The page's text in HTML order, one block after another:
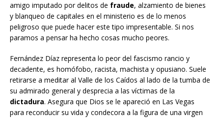
amigo imputado por delitos de fraude, alzamiento de bienes
y blanqueo de capitales en el ministerio es de lo menos
peligroso que puede hacer este tipo impresentable. Si nos
paramos a pensar ha hecho cosas mucho peores.
Fernández Díaz representa lo peor del fascismo rancio y
decadente, es homófobo, racista, machista y opusiano. Suele
retirarse a meditar al Valle de los Caídos al lado de la tumba de
su admirado general y desprecia a las víctimas de la
dictadura. Asegura que Dios se le apareció en Las Vegas
para reconducir su vida y condecora a la figura de una virgen